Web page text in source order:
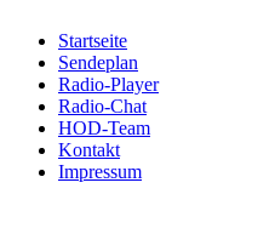
Startseite
Sendeplan
Radio-Player
Radio-Chat
HOD-Team
Kontakt
Impressum